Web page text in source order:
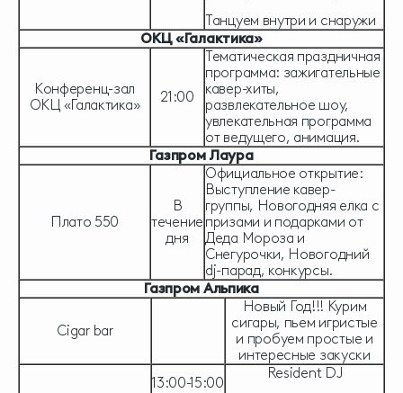
Танцуем внутри и снаружи
ОКЦ «Галактика»
Конференц-зал
ОКЦ «Галактика»
21:00
Тематическая праздничная
программа: зажигательные
кавер-хиты,
развлекательное шоу,
увлекательная программа
от ведущего, анимация.
Газпром Лаура
Плато 550
В
течение
дня
Официальное открытие:
Выступление кавер-
группы, Новогодняя елка с
призами и подарками от
Деда Мороза и
Снегурочки, Новогодний
dj-парад, конкурсы.
Газпром Альпика
Cigar bar
Новый Год!!! Курим
сигары, пьем игристые
и пробуем простые и
интересные закуски
13:00-15:00
Resident DJ